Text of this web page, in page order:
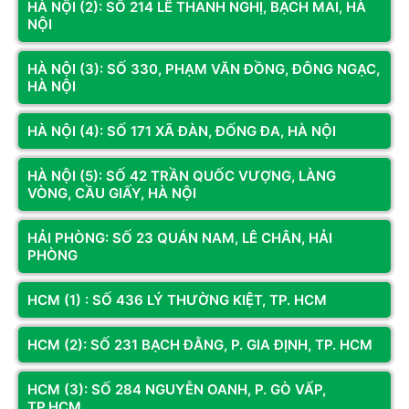
Công nghệ CPU
Mới đây, Intel đã tung ra thị trường 1 mẫu chip thế hệ thứ
13 mới, đó chính là con chip i5-13400F, 1 mẫu chip được
anh em rất mong chờ khi mẫu tiền nhiệm của nó, i5-
13400F đã chinh phục được hầu hết anh em game thủ.
Vậy con chip mới này có gì mà anh em quan tâm đến vậy,
hãy cùng tìm hiểu nhé.
Xem thêm
Video
HÀ NỘI (2): SỐ 214 LÊ THANH NGHỊ, BẠCH MAI, HÀ
NỘI
HÀ NỘI (3): SỐ 330, PHẠM VĂN ĐỒNG, ĐÔNG NGẠC,
HÀ NỘI
HÀ NỘI (4): SỐ 171 XÃ ĐÀN, ĐỐNG ĐA, HÀ NỘI
HÀ NỘI (5): SỐ 42 TRẦN QUỐC VƯỢNG, LÀNG
VÒNG, CẦU GIẤY, HÀ NỘI
HẢI PHÒNG: SỐ 23 QUÁN NAM, LÊ CHÂN, HẢI
PHÒNG
HCM (1) : SỐ 436 LÝ THƯỜNG KIỆT, TP. HCM
HCM (2): SỐ 231 BẠCH ĐẰNG, P. GIA ĐỊNH, TP. HCM
HCM (3): SỐ 284 NGUYỄN OANH, P. GÒ VẤP,